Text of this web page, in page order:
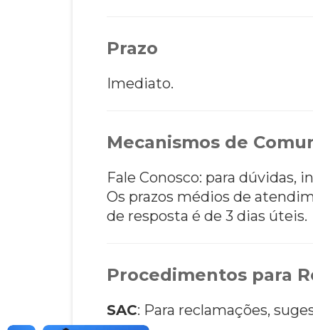
Prazo
Imediato.
Mecanismos de
Fale Conosco: para dúvidas,
Os prazos médios de
de resposta é de 3 dias úteis.
Procedimentos para
SAC: Para reclamações,